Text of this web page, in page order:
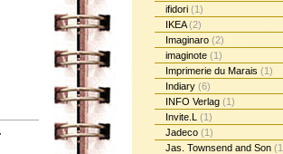
ifidori (1)
IKEA(2)
Imaginaro (2)
imaginote (1)
Imprimerie du Marais (1)
Indiary (6)
INFO Verlag (1)
Invite.L (1)
Jadeco (1)
Jas. Townsend and Son